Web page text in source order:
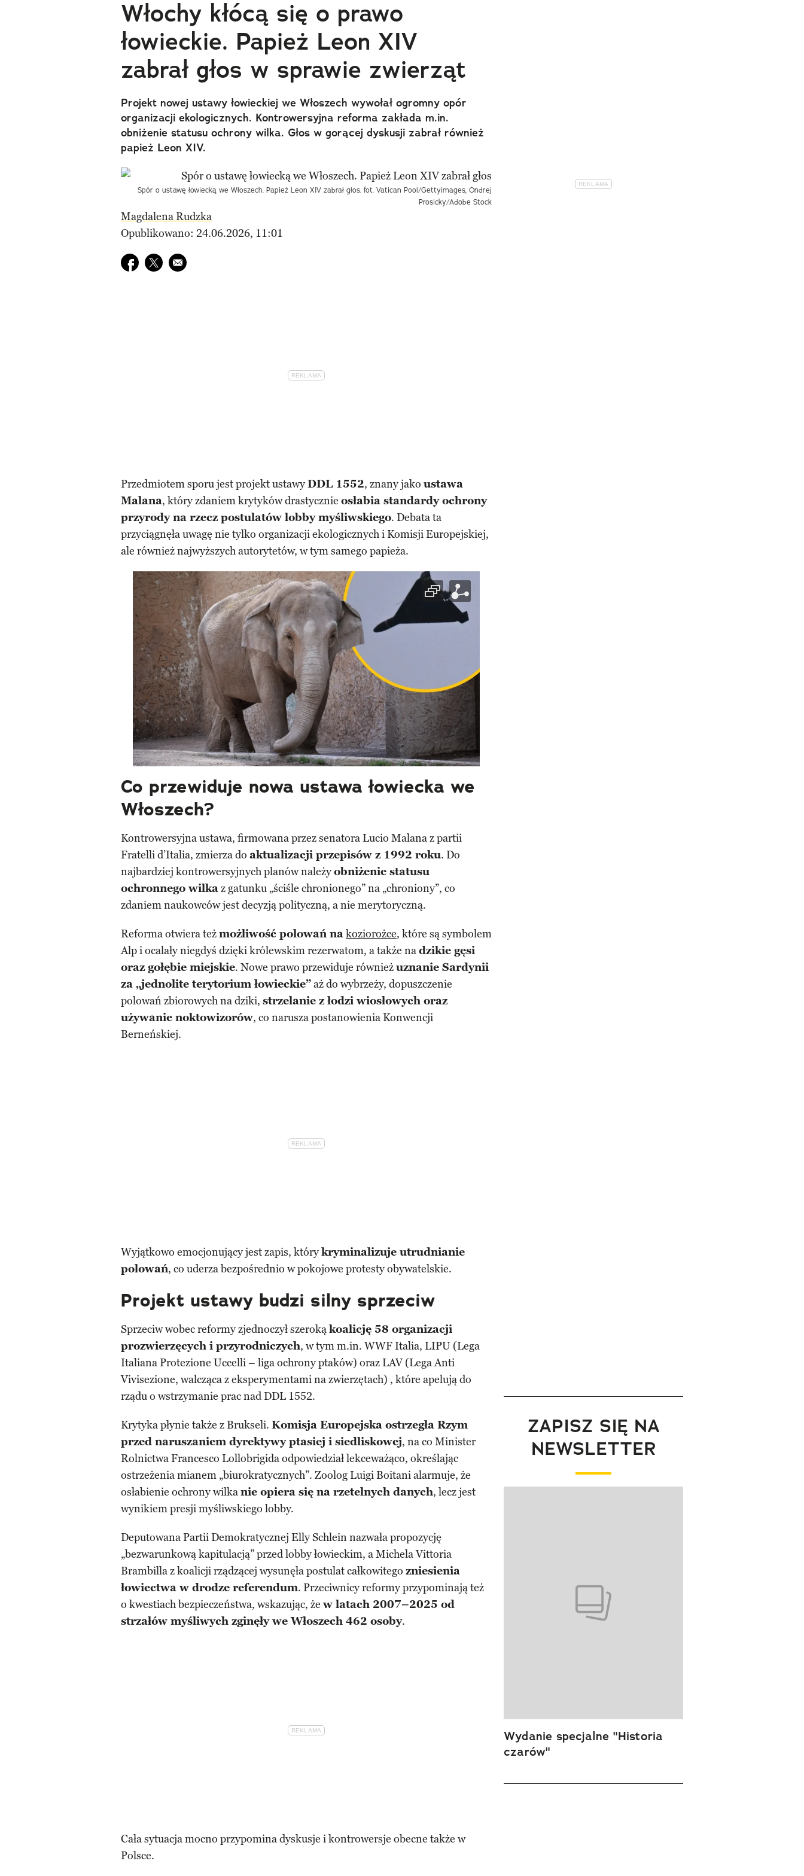
Włochy kłócą się o prawo
łowieckie. Papież Leon XIV
zabrał głos w sprawie zwierząt
Projekt nowej ustawy łowieckiej we Włoszech wywołał ogromny opór
organizacji ekologicznych. Kontrowersyjna reforma zakłada m.in.
obniżenie statusu ochrony wilka. Głos w gorącej dyskusji zabrał również
papież Leon XIV.
Spór o ustawę łowiecką we Włoszech. Papież Leon XIV zabrał głos. fot. Vatican Pool/Gettyimages, Ondrej
Prosicky/Adobe Stock
Magdalena Rudzka
Opublikowano: 24.06.2026, 11:01
Udostępnij na facebook
Udostępnij na twitter
E-mail do przyjaciela
Przedmiotem sporu jest projekt ustawyDDL 1552, znany jako ustawa
Malana, który zdaniem krytyków drastycznie osłabia standardy ochrony
przyrody na rzecz postulatów lobby myśliwskiego. Debata ta
przyciągnęła uwagę nie tylko organizacji ekologicznych i Komisji Europejskiej,
ale również najwyższych autorytetów, w tym samego papieża.
Co przewiduje nowa ustawa łowiecka we
Włoszech?
Kontrowersyjna ustawa, firmowana przez senatora Lucio Malana z partii
Fratelli d’Italia, zmierza do aktualizacji przepisów z 1992 roku. Do
najbardziej kontrowersyjnych planów należyobniżenie statusu
ochronnego wilkaz gatunku „ściśle chronionego” na „chroniony”, co
zdaniem naukowców jest decyzją polityczną, a nie merytoryczną.
Reforma otwiera teżmożliwość polowań nakoziorożce, które są symbolem
Alp i ocalały niegdyś dzięki królewskim rezerwatom, a także nadzikie gęsi
oraz gołębie miejskie. Nowe prawo przewiduje równieżuznanie Sardynii
za „jednolite terytorium łowieckie”aż do wybrzeży, dopuszczenie
polowań zbiorowych na dziki, strzelanie z łodzi wiosłowych oraz
używanie noktowizorów, co narusza postanowienia Konwencji
Berneńskiej.
Wyjątkowo emocjonujący jest zapis, którykryminalizuje utrudnianie
polowań, co uderza bezpośrednio w pokojowe protesty obywatelskie.
Projekt ustawy budzi silny sprzeciw
Sprzeciw wobec reformy zjednoczył szerokąkoalicję 58 organizacji
prozwierzęcych i przyrodniczych, w tym m.in. WWF Italia, LIPU (Lega
Italiana Protezione Uccelli – liga ochrony ptaków) oraz LAV (Lega Anti
Vivisezione, walcząca z eksperymentami na zwierzętach) , które apelują do
rządu o wstrzymanie prac nad DDL 1552.
Krytyka płynie także z Brukseli. Komisja Europejska ostrzegła Rzym
przed naruszaniem dyrektywy ptasiej i siedliskowej, na co Minister
Rolnictwa Francesco Lollobrigida odpowiedział lekceważąco, określając
ostrzeżenia mianem „biurokratycznych”. Zoolog Luigi Boitani alarmuje, że
osłabienie ochrony wilkanie opiera się na rzetelnych danych, lecz jest
wynikiem presji myśliwskiego lobby.
Deputowana Partii Demokratycznej Elly Schlein nazwała propozycję
„bezwarunkową kapitulacją” przed lobby łowieckim, a Michela Vittoria
Brambilla z koalicji rządzącej wysunęła postulat całkowitego zniesienia
łowiectwa w drodze referendum. Przeciwnicy reformy przypominają też
o kwestiach bezpieczeństwa, wskazując, że w latach 2007–2025 od
strzałów myśliwych zginęły we Włoszech 462 osoby.
Cała sytuacja mocno przypomina dyskusje i kontrowersje obecne także w
Polsce.
ZAPISZ SIĘ NA
NEWSLETTER
Wydanie specjalne "Historia
czarów"